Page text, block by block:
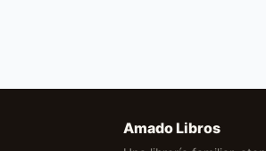
Amado Libros